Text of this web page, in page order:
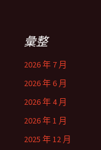
彙整
2026 年 7 月
2026 年 6 月
2026 年 4 月
2026 年 1 月
2025 年 12 月